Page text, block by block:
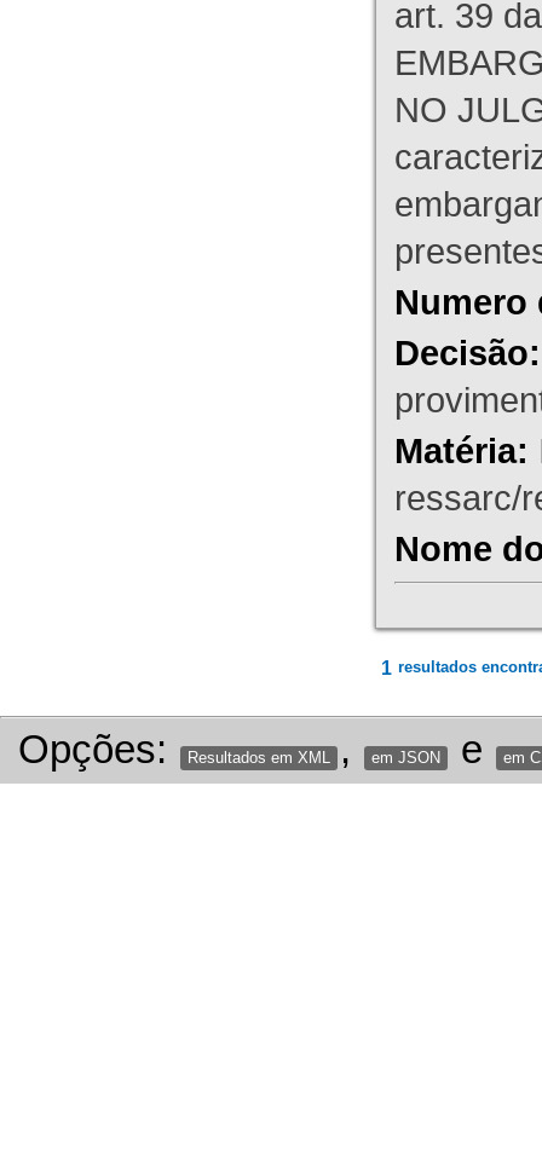
art. 39
NO
Numero
Decisão:
Matéria:
ressarc/
Nome
1 resultados
Opções: Resultados em XML , em JSON e em